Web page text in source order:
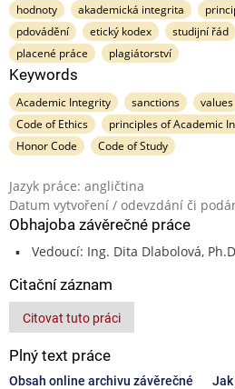
hodnoty akademická integrita
pdovádění
etický kodex studijní řád
placené práce
plagiátorství
Keywords
Academic Integrity sanctions values
Code of Ethics
principles of Academic
Honor Code
Code of Study
Jazyk práce: angličtina
Datum vytvoření / odevzdání či
Obhajoba závěrečné práce
Vedoucí: Ing. Dita Dlabolová,
Citační záznam
Citovat tuto práci
Plný text práce
Obsah online archivu závěrečné